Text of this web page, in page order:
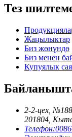
Тез
Жаңылыктар
Биз жөнүндө
Биз менен
Купуялык
2-2-цех,
201804,
Телефон: